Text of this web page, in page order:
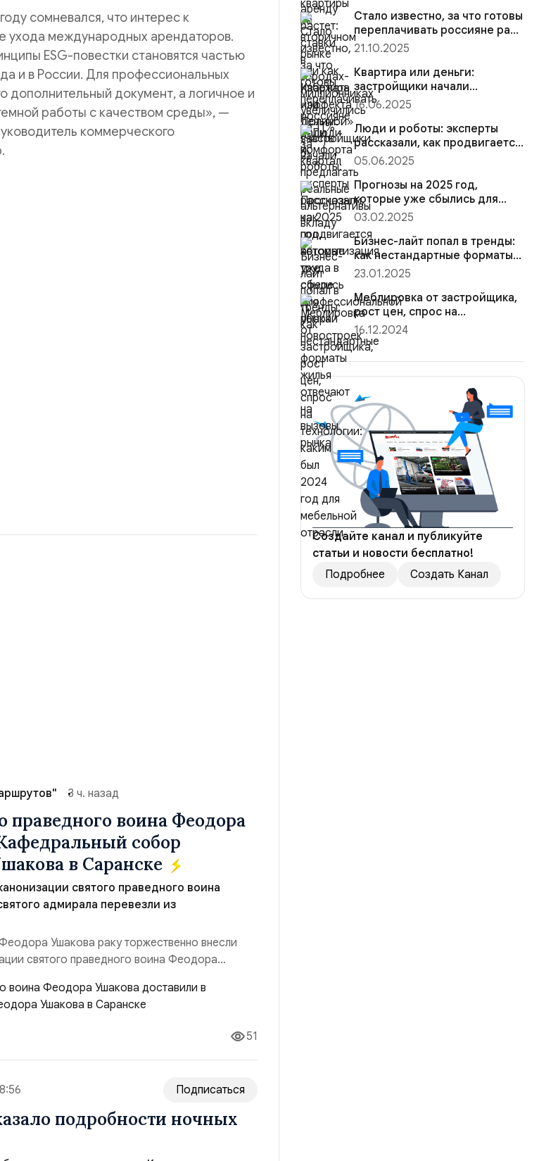
сомневался, что интерес к
ухода международных арендаторов.
ESG-повестки становятся частью
и в России. Для профессиональных
дополнительный документ, а логичное и
работы с качеством среды», —
коммерческого
3 ч. назад
праведного воина Феодора
собор
в Саранске
святого праведного воина
адмирала перевезли из
Ушакова раку торжественно внесли
святого праведного воина Феодора
Прокофьевич Валуев, командующий
гг.);Адмирал Владимир Петрович
флотом ВМФ России (1998–2002 г...
51
Подписаться
подробности ночных
Стало известно, за что готовы
переплачивать россияне ради
комфорта
21.10.2025
Квартира или деньги:
застройщики начали
предлагать реальные
альтернативы вкл...
16.06.2025
Люди и роботы: эксперты
рассказали, как продвигается
автоматизация труда в с...
05.06.2025
Прогнозы на 2025 год,
которые уже сбылись для
рынка новостроек
03.02.2025
Бизнес-лайт попал в тренды:
как нестандартные форматы
жилья отвечают на вызо...
23.01.2025
Меблировка от застройщика,
рост цен, спрос на
технологии: каким был 2024
год...
16.12.2024
Создайте канал и публикуйте
статьи и новости бесплатно!
Подробнее
Создать Канал